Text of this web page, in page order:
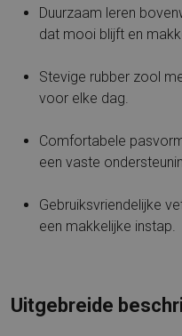
Duurzaam leren
dat mooi blijft en
Stevige rubber zool
voor elke dag.
Comfortabele
een vaste
Gebruiksvriendelijke
een makkelijke instap.
Uitgebreide